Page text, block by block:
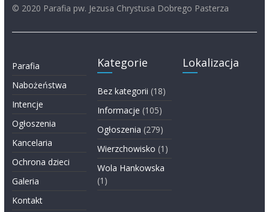
© 2020 Parafia pw. Jezusa Chrystusa Dobrego Pasterza
Parafia
Nabożeństwa
Intencje
Ogłoszenia
Kancelaria
Ochrona dzieci
Galeria
Kontakt
Kategorie
Bez kategorii (18)
Informacje (105)
Ogłoszenia (279)
Wierzchowisko (1)
Wola Hankowska
(1)
Lokalizacja